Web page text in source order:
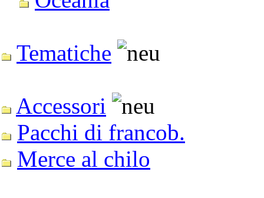
Tematiche
Accessori
Pacchi di francob.
Merce al chilo